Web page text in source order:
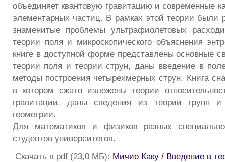
объединяет квантовую гравитацию и современные
элементарных частиц. В рамках этой теории были
знаменитые проблемы ультрафиолетовых
теории поля и микроскопического объяснения
книге в доступной форме представлены основные
теории поля и теории струн, даны введение в
методы построения четырехмерных струн. Книга
в котором сжато изложены теории
гравитации, даны сведения из теории групп
геометрии.
Для математиков и физиков разных
студентов университетов.
Скачать в pdf (23,0 МБ): Мичио Каку / Введение в